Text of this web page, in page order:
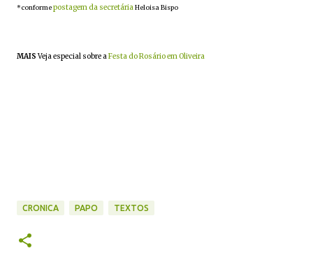
*conformepostagem da secretáriaHeloisa Bispo
MAISVeja especial sobre aFesta do Rosário em Oliveira
CRONICA PAPO TEXTOS